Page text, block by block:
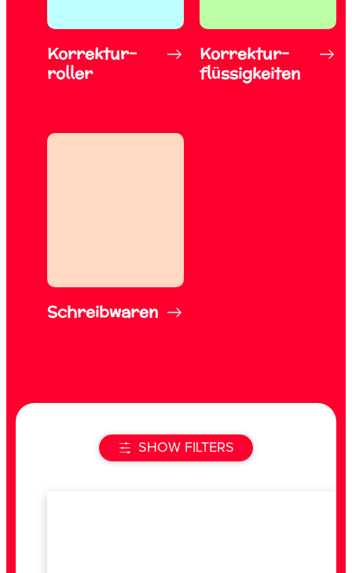
Korrektur-
roller
Korrektur-
flüssigkeiten
Schreibwaren
SHOW FILTERS